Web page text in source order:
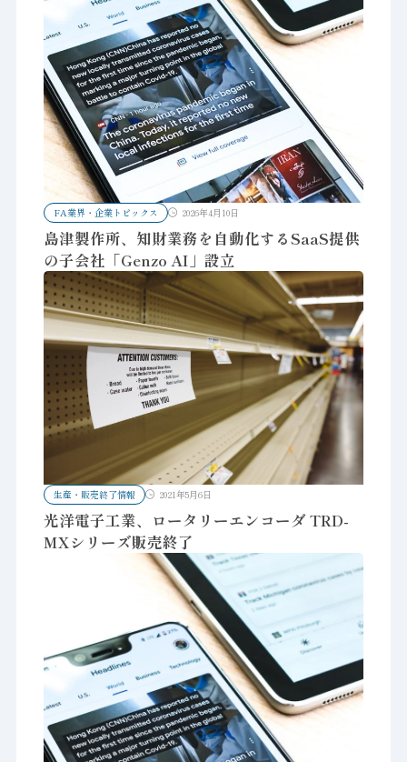
FA業界・企業トピックス 2026年4月10日
島津製作所、知財業務を自動化するSaaS提供
の子会社「Genzo AI」設立
生産・販売終了情報 2021年5月6日
光洋電子工業、ロータリーエンコーダ TRD-
MXシリーズ販売終了